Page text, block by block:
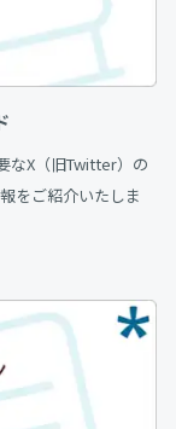
なX（旧Twitter）の
をご紹介いたしま